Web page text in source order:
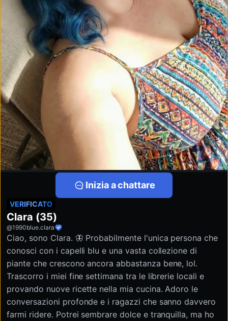
Inizia a chattare
VERIFICATO
Clara (35)
@1990blue.clara
Ciao, sono Clara. 🦋 Probabilmente l'unica persona che
conosci con i capelli blu e una vasta collezione di
piante che crescono ancora abbastanza bene, lol.
Trascorro i miei fine settimana tra le librerie locali e
provando nuove ricette nella mia cucina. Adoro le
conversazioni profonde e i ragazzi che sanno davvero
farmi ridere. Potrei sembrare dolce e tranquilla, ma ho